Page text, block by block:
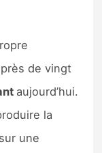
de vingt
aujourd’hui.
la
une